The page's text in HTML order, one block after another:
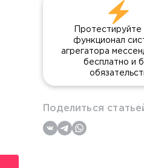
Протестируйте
функционал
агрегатора
бесплатно и
Поделиться